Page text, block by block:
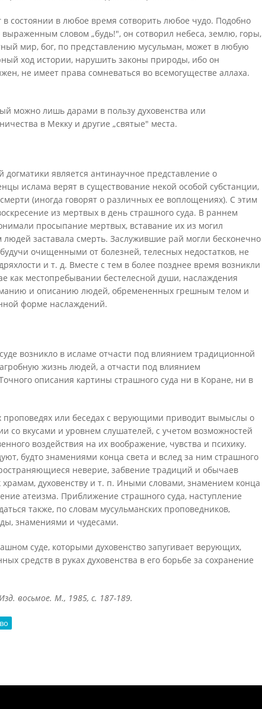
в состоянии в любое время сотворить любое чудо. Подобно
словом „будь!", он сотворил небеса, землю, горы,
мир, бог, по представлению мусульман, может в любую
ход истории, нарушить законы природы, ибо он
не имеет права сомневаться во всемогуществе аллаха.
можно лишь дарами в пользу духовенства или
в Мекку и другие „святые" места.
догматики является антинаучное представление о
ислама верят в существование некой особой субстанции,
(иногда говорят о различных ее воплощениях). С этим
из мертвых в день страшного суда. В раннем
просыпание мертвых, вставание их из могил
людей заставала смерть. Заслужившие рай могли бесконечно
очищенными от болезней, телесных недостатков, не
и т. д. Вместе с тем в более позднее время возникли
как местопребывании бестелесной души, наслаждения
и описанию людей, обремененных грешным телом и
форме наслаждений.
возникло в исламе отчасти под влиянием традиционной
жизнь людей, а отчасти под влиянием
описания картины страшного суда ни в Коране, ни в
проповедях или беседах с верующими приводит вымыслы о
со вкусами и уровнем слушателей, с учетом возможностей
воздействия на их воображение, чувства и психику.
будто знамениями конца света и вслед за ним страшного
неверие, забвение традиций и обычаев
храмам, духовенству и т. п. Иными словами, знамением конца
атеизма. Приближение страшного суда, наступление
также, по словам мусульманских проповедников,
знамениями и чудесами.
суде, которыми духовенство запугивает верующих,
средств в руках духовенства в его борьбе за сохранение
восьмое. М., 1985, с. 187-189.